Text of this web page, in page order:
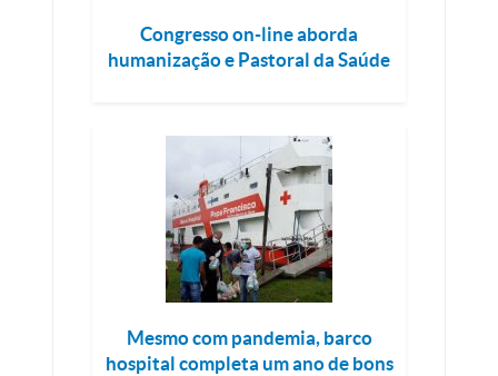
Congresso on-line aborda
humanização e Pastoral da Saúde
Mesmo com pandemia, barco
hospital completa um ano de bons